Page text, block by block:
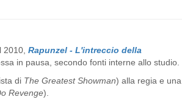
Rapunzel - L'intreccio della
in pausa, secondo fonti interne allo studio.
di The Greatest Showman) alla regia e una
Revenge).